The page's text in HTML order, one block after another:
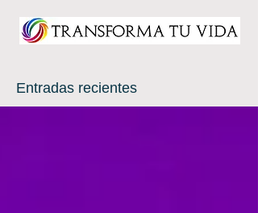
Entradas recientes